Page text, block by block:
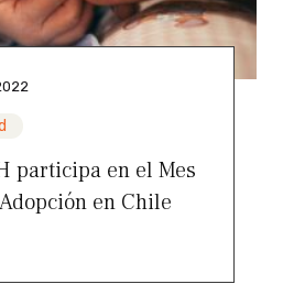
participa en el Mes
en Chile